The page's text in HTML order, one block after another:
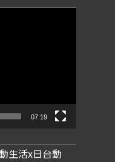
07:19
生活x日台動